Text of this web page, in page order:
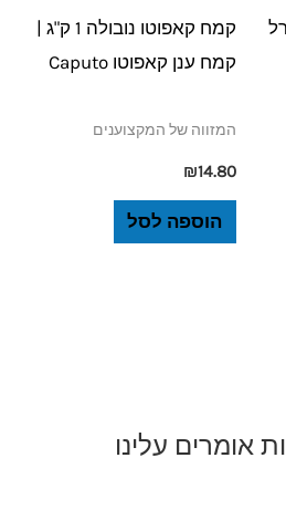
קמח קאפוטו נובולה 1 ק"ג |
קמח ענן קאפוטו Caputo
המזווה של המקצוענים
₪14.80
הוספה לסל
אומרים עלינו